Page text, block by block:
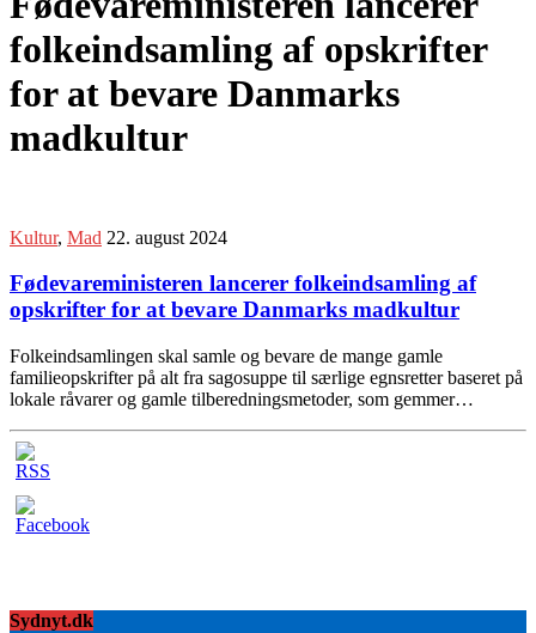
folkeindsamling af opskrifter
for at bevare Danmarks
madkultur
Kultur, Mad 22. august 2024
Fødevareministeren lancerer folkeindsamling af
opskrifter for at bevare Danmarks madkultur
Folkeindsamlingen skal samle og bevare de mange gamle
familieopskrifter på alt fra sagosuppe til særlige egnsretter baseret på
lokale råvarer og gamle tilberedningsmetoder, som gemmer…
Sydnyt.dk